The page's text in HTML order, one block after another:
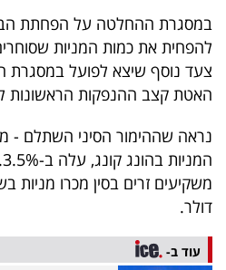
UNDER
40
שיתופי
פעולה
דרושים
במסגרת ההחלטה על הפחתת
להפחית את כמות המניות
צעד נוסף שיצא לפועל במסגרת
האטת קצב ההנפקות הראשונות
נראה שההימור הסיני השתלם -
דולר.
עוד ב-